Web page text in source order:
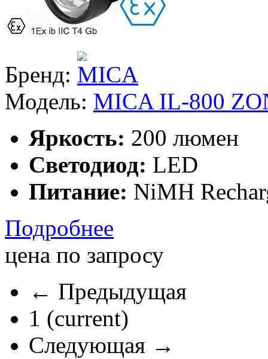
Бренд:
Модель: MICA IL-800
Яркость: 200 люмен
Светодиод: LED
Питание: NiMH
Подробнее
цена по запросу
← Предыдущая
1 (current)
Следующая →